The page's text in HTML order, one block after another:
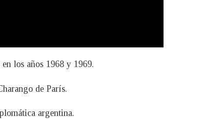
los años 1968 y 1969.
de París.
argentina.